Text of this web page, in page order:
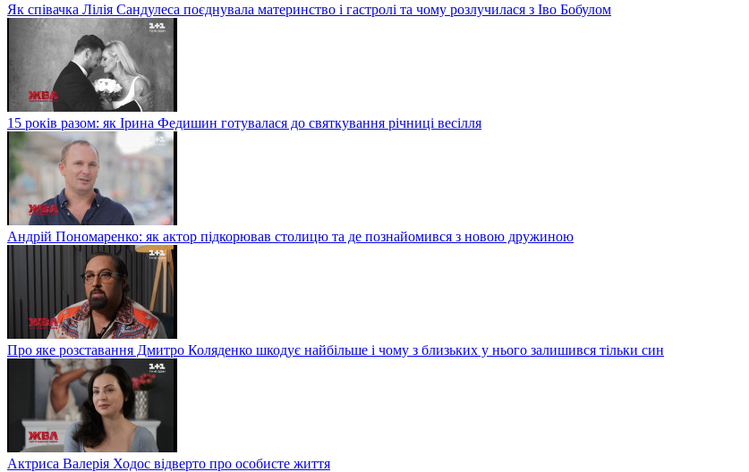
Як співачка Лілія Сандулеса поєднувала материнство і гастролі та чому розлучилася з Іво Бобулом
15 років разом: як Ірина Федишин готувалася до святкування річниці весілля
Андрій Пономаренко: як актор підкорював столицю та де познайомився з новою дружиною
Про яке розставання Дмитро Коляденко шкодує найбільше і чому з близьких у нього залишився тільки син
Актриса Валерія Ходос відверто про особисте життя